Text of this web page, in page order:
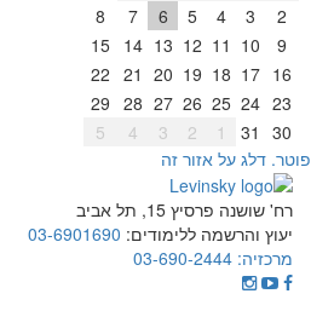
2
3
4
5
6
7
8
9
10
11
12
13
14
15
16
17
18
19
20
21
22
23
24
25
26
27
28
29
30
31
2
3
4
5
דלג על אזור זה
רח' שושנה פרסיץ 15, תל אביב
יעוץ והרשמה ללימודים: 03-6901690
מרכזיה: 03-690-2444